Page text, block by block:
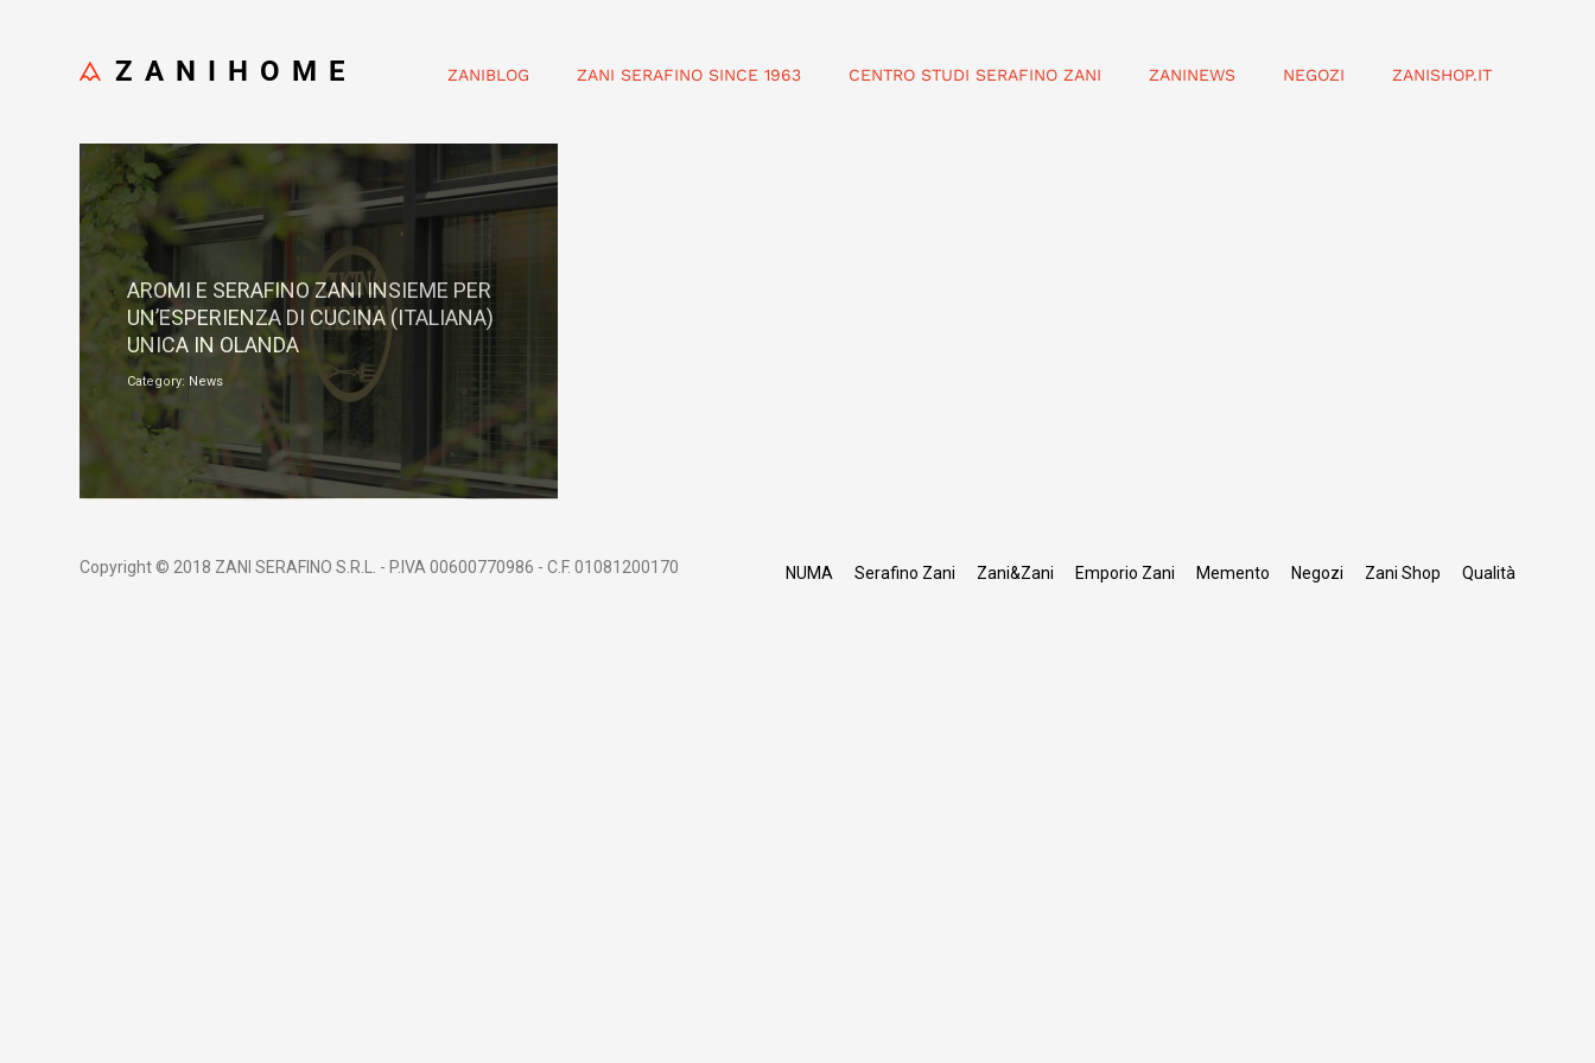
ZANIHOME ZANIBLOG ZANI SERAFINO SINCE 1963 CENTRO STUDI SERAFINO ZANI ZANINEWS NEGOZI ZANISHOP.IT
Ottobre 15, 2018
AROMI E SERAFINO ZANI INSIEME PER
UN’ESPERIENZA DI CUCINA (ITALIANA)
UNICA IN OLANDA
Category: News
Copyright © 2018 ZANI SERAFINO S.R.L. - P.IVA 00600770986 - C.F. 01081200170 NUMA Serafino Zani Zani&Zani Emporio Zani Memento Negozi Zani Shop Qualità